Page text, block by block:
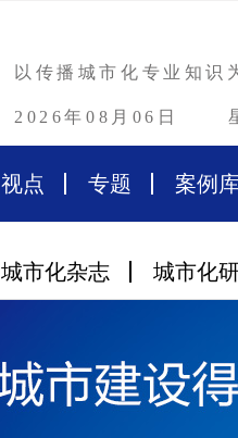
以传播城市化专业知识
2026年08月06日
视点 专题 案例
城市化杂志 城市化